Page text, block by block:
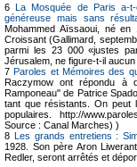
6La Mosquée de Paris a-
généreuse mais sans
Mohammed Aïssaoui, né
Croissant (Gallimard,
parmi les 23 000 «justes
Jérusalem, ne figure-t-il
7Paroles et Mémoires des
Raczymow ont répondu à
Ramponeau" de Patrice
tant que résistants. On peut
populaires. http://
Source : Canal Marches) )
8 Les grands entretiens :
1928. Son père Aron
Redler, seront arrêtés et